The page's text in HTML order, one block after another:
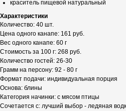
краситель пищевой натуральный
Характеристики
Количество: 40 шт.
Цена одного канапе: 161 руб.
Вес одного канапе: 60 г
Стоимость за 100 г: 268 руб.
Количество гостей: 26-30
Грамм на персону: 92 - 80 г
Формат подачи: индивидуальная порция
Основа: блины
Категория начинки: с мясом птицы
Сочетается с: лучший выбор - ледяная